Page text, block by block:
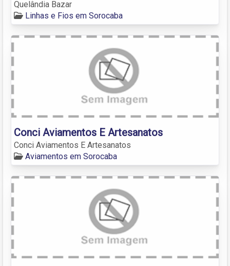
Quelândia Bazar
Linhas e Fios em Sorocaba
Conci Aviamentos E Artesanatos
Conci Aviamentos E Artesanatos
Aviamentos em Sorocaba